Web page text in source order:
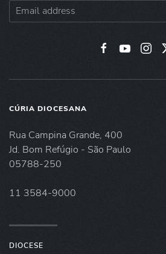
CÚRIA DIOCESANA
Rua Campina Grande, 400
Jd. Bom Refúgio - São Paulo
05788-250
11 3584-9000
DIOCESE